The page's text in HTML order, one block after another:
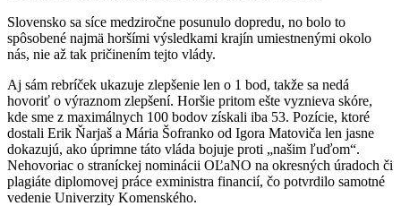
Slovensko sa síce medziročne posunulo dopredu, no bolo to
spôsobené najmä horšími výsledkami krajín umiestnenými okolo
nás, nie až tak pričinením tejto vlády.
Aj sám rebríček ukazuje zlepšenie len o 1 bod, takže sa nedá
hovoriť o výraznom zlepšení. Horšie pritom ešte vyznieva skóre,
kde sme z maximálnych 100 bodov získali iba 53. Pozície, ktoré
dostali Erik Ňarjaš a Mária Šofranko od Igora Matoviča len jasne
dokazujú, ako úprimne táto vláda bojuje proti „našim ľuďom“.
Nehovoriac o straníckej nominácii OĽaNO na okresných úradoch či
plagiáte diplomovej práce exministra financií, čo potvrdilo samotné
vedenie Univerzity Komenského.